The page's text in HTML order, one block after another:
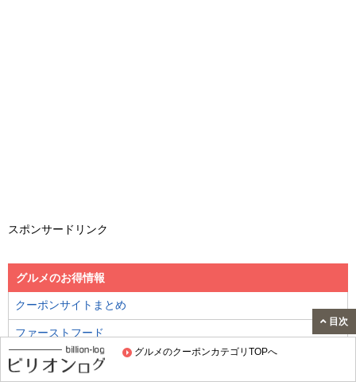
グルメのクーポンカテゴリTOPへ
スポンサードリンク
グルメのお得情報
クーポンサイトまとめ
ファーストフード
ファミレス
目次